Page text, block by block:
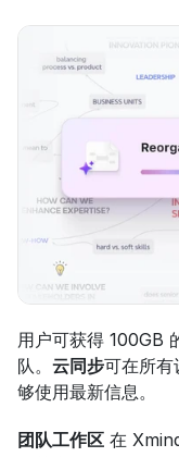
用户可获得 100GB
队。 云同步可在所有
够使用最新信息。
团队工作区 在